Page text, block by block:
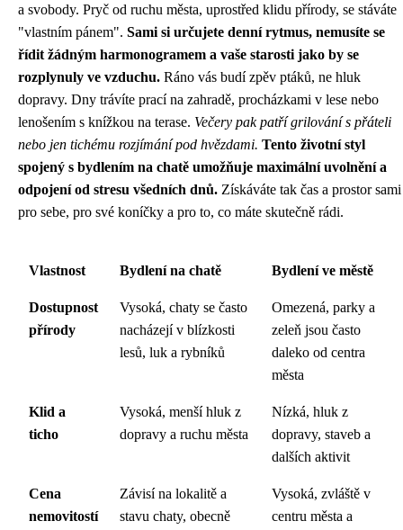
a svobody. Pryč od ruchu města, uprostřed klidu přírody, se stáváte
"vlastním pánem". Sami si určujete denní rytmus, nemusíte se
řídit žádným harmonogramem a vaše starosti jako by se
rozplynuly ve vzduchu. Ráno vás budí zpěv ptáků, ne hluk
dopravy. Dny trávíte prací na zahradě, procházkami v lese nebo
lenošením s knížkou na terase. Večery pak patří grilování s přáteli
nebo jen tichému rozjímání pod hvězdami. Tento životní styl
spojený s bydlením na chatě umožňuje maximální uvolnění a
odpojení od stresu všedních dnů. Získáváte tak čas a prostor sami
pro sebe, pro své koníčky a pro to, co máte skutečně rádi.
Vlastnost Bydlení na chatě Bydlení ve městě
Dostupnost
přírody
Vysoká, chaty se často
nacházejí v blízkosti
lesů, luk a rybníků
Omezená, parky a
zeleň jsou často
daleko od centra
města
Klid a
ticho
Vysoká, menší hluk z
dopravy a ruchu města
Nízká, hluk z
dopravy, staveb a
dalších aktivit
Cena
nemovitostí
Závisí na lokalitě a
stavu chaty, obecně
Vysoká, zvláště v
centru města a